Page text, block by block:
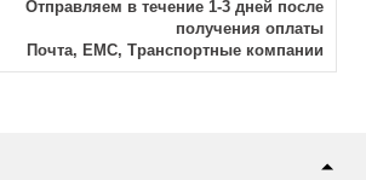
Отправляем в течение 1-3 дней после
получения оплаты
Почта, ЕМС, Транспортные компании